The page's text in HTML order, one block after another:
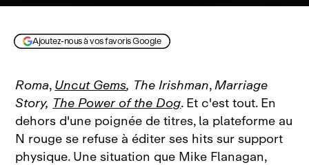
Ajoutez-nous à vos favoris Google
Roma,Uncut Gems, The Irishman,Marriage
Story, The Power of the Dog. Et c'est tout. En
dehors d'une poignée de titres, la plateforme au
N rouge se refuse à éditer ses hits sur support
physique. Une situation que Mike Flanagan,